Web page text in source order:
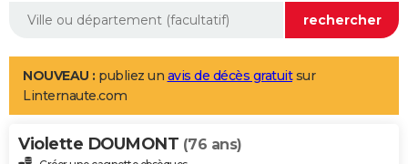
Aménagement intérieur
LIFESTYLE
Art de vivre
Bien-être
Loisirs
Mode
Modes de vie
Alimentation
Guide de la santé
Maladies
Médicaments
Sommeil
VOYAGE
NOUVEAU : publiez un avis de décès gratuitsur
Linternaute.com
Violette DOUMONT (76 ans)